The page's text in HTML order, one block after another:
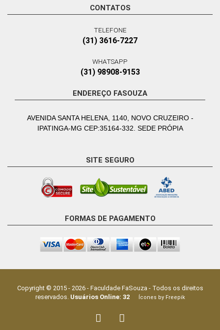
CONTATOS
TELEFONE
(31) 3616-7227
WHATSAPP
(31) 98908-9153
ENDEREÇO FASOUZA
AVENIDA SANTA HELENA, 1140, NOVO CRUZEIRO -
IPATINGA-MG CEP:35164-332. SEDE PRÓPIA
SITE SEGURO
FORMAS DE PAGAMENTO
Copyright © 2015 - 2026- Faculdade FaSouza - Todos os direitos
reservados. Usuários Online: 32Ícones by Freepik